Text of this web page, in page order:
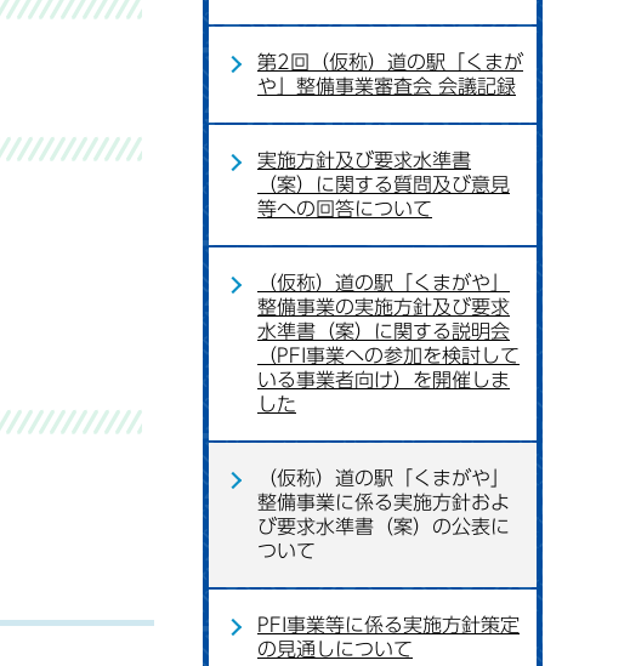
第2回（仮称）道の駅「くまが
や」整備事業審査会 会議記録
実施方針及び要求水準書
（案）に関する質問及び意見
等への回答について
（仮称）道の駅「くまがや」
整備事業の実施方針及び要求
水準書（案）に関する説明会
（PFI事業への参加を検討して
いる事業者向け）を開催しま
した
（仮称）道の駅「くまがや」
整備事業に係る実施方針およ
び要求水準書（案）の公表に
ついて
PFI事業等に係る実施方針策定
の見通しについて